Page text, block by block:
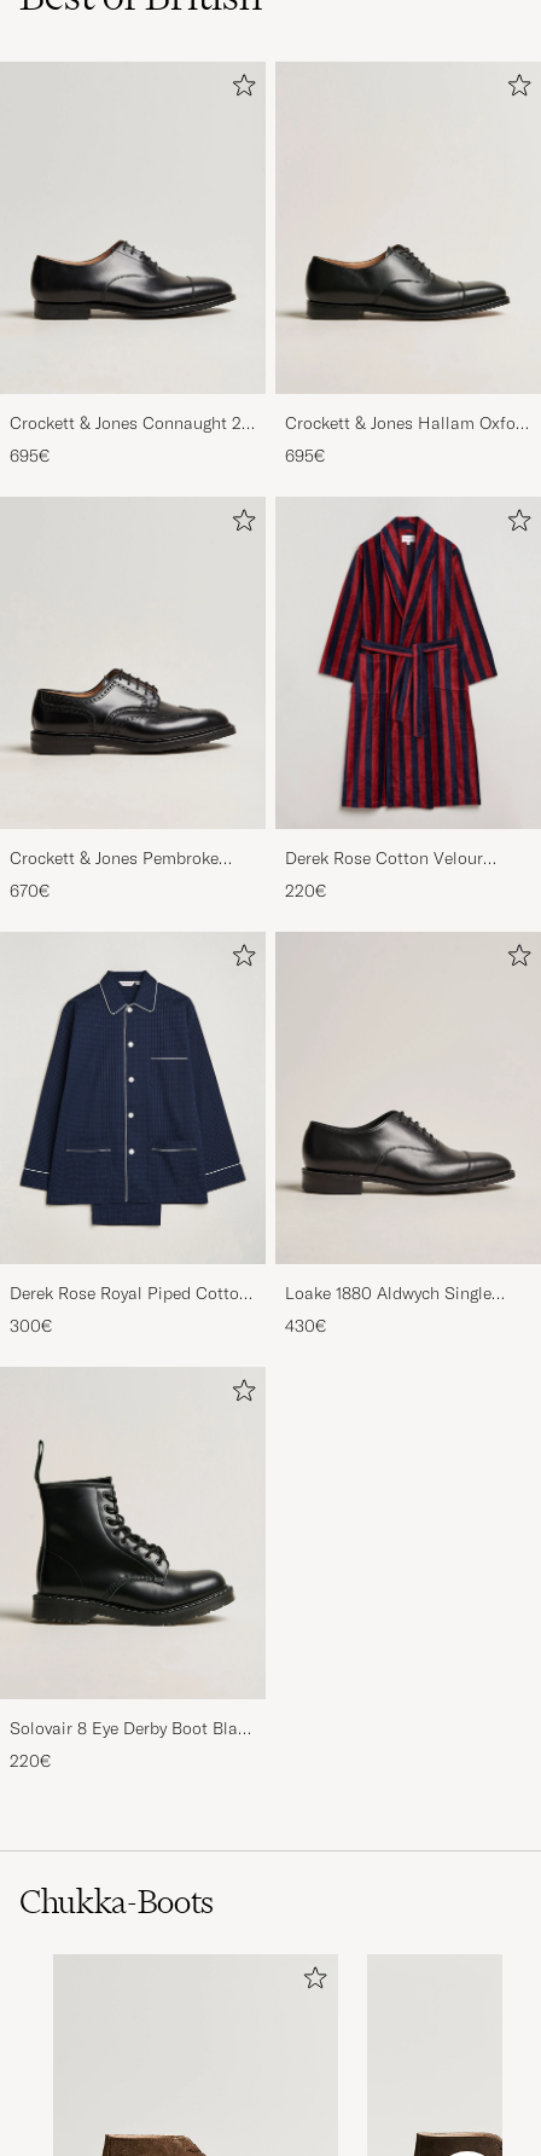
Crockett & Jones Connaught 2
City Sole Black Calf
695€
Crockett & Jones Hallam Oxford
Black Calf
695€
Crockett & Jones Pembroke
Derbys Black Calf
670€
Derek Rose Cotton Velour
Striped Gown Red/Blue
220€
Derek Rose Royal Piped Cotton
Pyjama Set Navy
300€
Loake 1880 Aldwych Single
Oxford Black Calf
430€
Solovair 8 Eye Derby Boot Black
Shine
220€
Chukka-Boots